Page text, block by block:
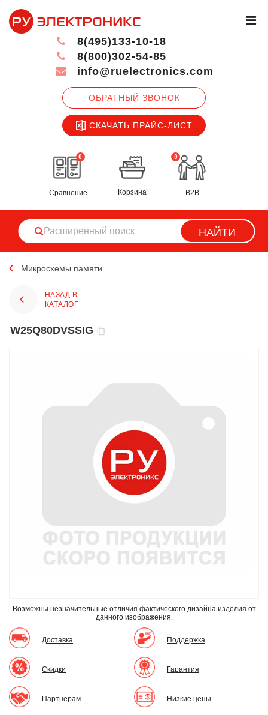
ОБРАТНЫЙ ЗВОНОК
СКАЧАТЬ ПРАЙС-ЛИСТ
8(495)133-10-18
8(800)302-54-85
info@ruelectronics.com
0
Сравнение
0
Корзина B2B
НАЙТИ
Микросхемы памяти
НАЗАД В
КАТАЛОГ
W25Q80DVSSIG
Возможны незначительные отличия фактического дизайна изделия от
данного изображения.
Доставка
Скидки
Партнерам
Поддержка
Гарантия
Низкие цены